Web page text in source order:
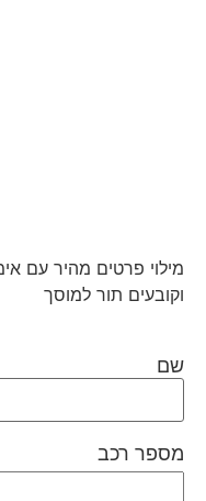
וקובעים תור למוסך
שם
מספר רכב